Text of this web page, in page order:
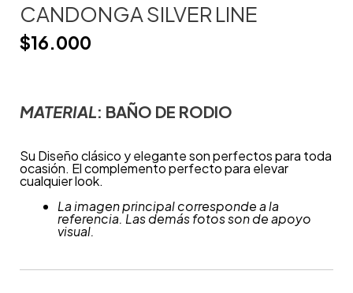
CANDONGA SILVER LINE
$16.000
MATERIAL: BAÑO DE RODIO
Su Diseño clásico y elegante son perfectos para toda
ocasión. El complemento perfecto para elevar
cualquier look.
La imagen principal corresponde a la
referencia. Las demás fotos son de apoyo
visual.